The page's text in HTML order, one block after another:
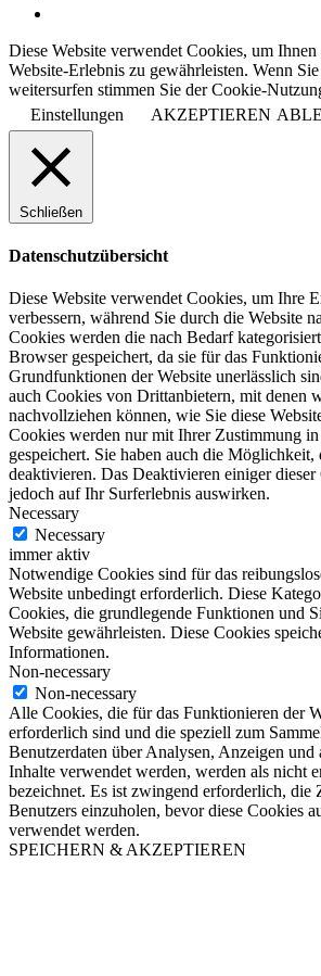
Diese Website verwendet Cookies, um Ihnen
Website-Erlebnis zu gewährleisten. Wenn
weitersurfen stimmen Sie der Cookie-
Einstellungen
AKZEPTIEREN
Schließen
Datenschutzübersicht
Diese Website verwendet Cookies, um Ihre
verbessern, während Sie durch die Website
Cookies werden die nach Bedarf
Browser gespeichert, da sie für das
Grundfunktionen der Website unerlässlich
auch Cookies von Drittanbietern, mit denen
nachvollziehen können, wie Sie diese
Cookies werden nur mit Ihrer Zustimmung
gespeichert. Sie haben auch die Möglichkeit,
deaktivieren. Das Deaktivieren einiger dieser
jedoch auf Ihr Surferlebnis auswirken.
Necessary
Necessary
immer aktiv
Notwendige Cookies sind für das
Website unbedingt erforderlich. Diese
Cookies, die grundlegende Funktionen und
Website gewährleisten. Diese Cookies
Informationen.
Non-necessary
Non-necessary
Alle Cookies, die für das Funktionieren der
erforderlich sind und die speziell zum
Benutzerdaten über Analysen, Anzeigen und
Inhalte verwendet werden, werden als nicht
bezeichnet. Es ist zwingend erforderlich, die
Benutzers einzuholen, bevor diese Cookies
verwendet werden.
SPEICHERN & AKZEPTIEREN